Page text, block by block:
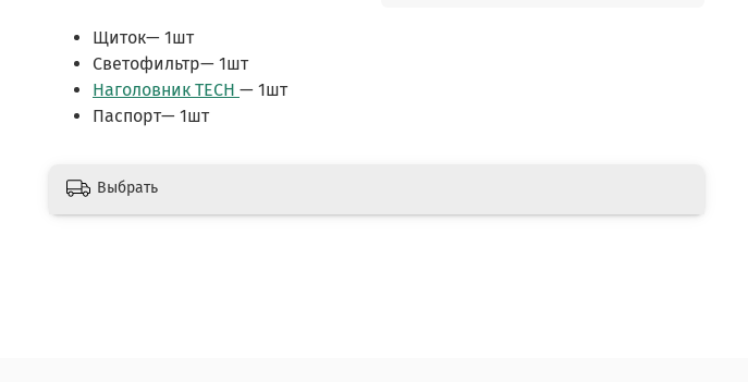
Щиток— 1шт
Светофильтр— 1шт
Наголовник TECH — 1шт
Паспорт— 1шт
Выбрать